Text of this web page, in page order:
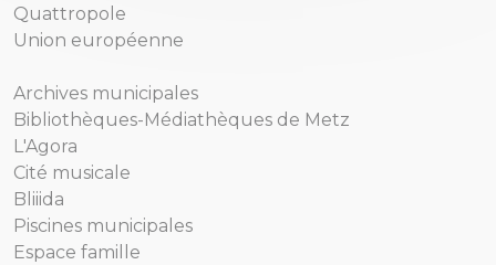
Quattropole
Union européenne
Archives municipales
Bibliothèques-Médiathèques de Metz
L'Agora
Cité musicale
Bliiida
Piscines municipales
Espace famille